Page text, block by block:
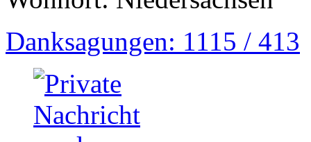
Danksagungen: 1115 / 413